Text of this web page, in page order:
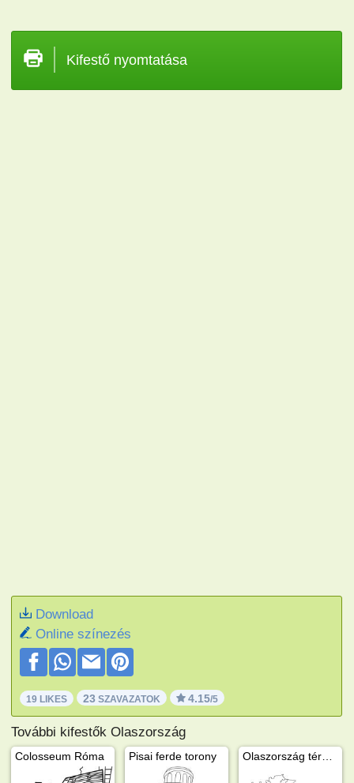
Kifestő nyomtatása
Download
Online színezés
19 LIKES 23 SZAVAZATOK 4.15/5
További kifestők Olaszország
Colosseum Róma Pisai ferde torony